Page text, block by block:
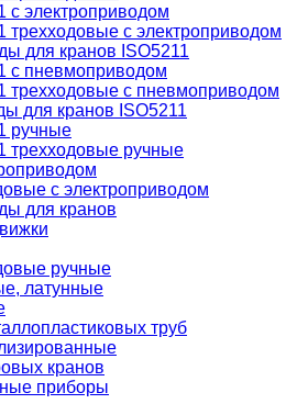
с электроприводом
трехходовые с электроприводом
для кранов ISO5211
с пневмоприводом
трехходовые с пневмоприводом
для кранов ISO5211
ручные
трехходовые ручные
с электроприводом
для кранов
ручные
латунные
труб
кранов
приборы